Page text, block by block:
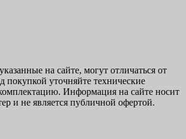
на сайте, могут отличаться от
покупкой уточняйте технические
Информация на сайте носит
и не является публичной офертой.